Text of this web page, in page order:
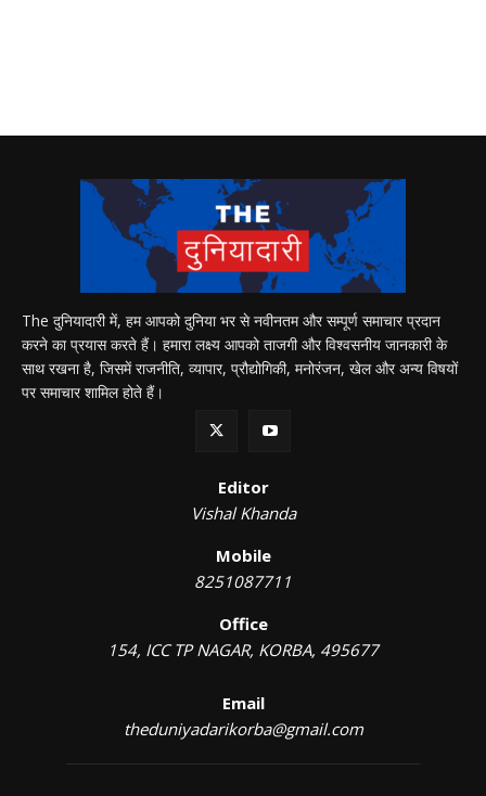
The दुनियादारी में, हम आपको दुनिया भर से नवीनतम और सम्पूर्ण समाचार प्रदान
करने का प्रयास करते हैं। हमारा लक्ष्य आपको ताजगी और विश्वसनीय जानकारी के
साथ रखना है, जिसमें राजनीति, व्यापार, प्रौद्योगिकी, मनोरंजन, खेल और अन्य विषयों
पर समाचार शामिल होते हैं।
Editor
Vishal Khanda
Mobile
8251087711
Office
154, ICC TP NAGAR, KORBA, 495677
Email
theduniyadarikorba@gmail.com